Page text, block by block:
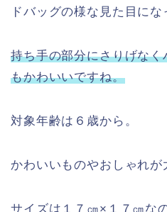
ドバッグの様な見た目にな
持ち手の部分にさりげな
もかわいいですね。
対象年齢は６歳から。
かわいいものやおしゃれが
サイズは１７㎝×１７㎝な